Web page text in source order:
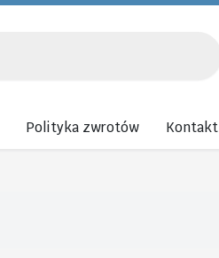
Polityka zwrotów Kontakt